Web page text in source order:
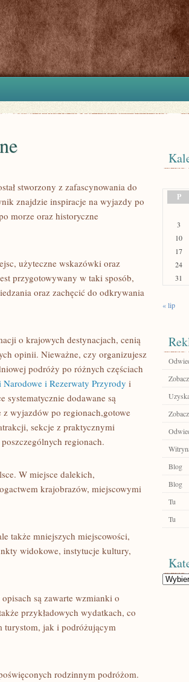
stworzony z zafascynowania do
znajdzie inspiracje na wyjazdy po
morze oraz historyczne
użyteczne wskazówki oraz
przygotowywany w taki sposób,
oraz zachęcić do odkrywania
o krajowych destynacjach, cenią
opinii. Nieważne, czy organizujesz
podróży po różnych częściach
Narodowe i Rezerwaty Przyrody i
systematycznie dodawane są
wyjazdów po regionach,gotowe
sekcje z praktycznymi
regionach.
W miejsce dalekich,
krajobrazów, miejscowymi
także mniejszych miejscowości,
widokowe, instytucje kultury,
są zawarte wzmianki o
przykładowych wydatkach, co
turystom, jak i podróżującym
rodzinnym podróżom.
P
3
10
17
24
31
« lip
Blog
Blog
Tu
Tu
Kategorie